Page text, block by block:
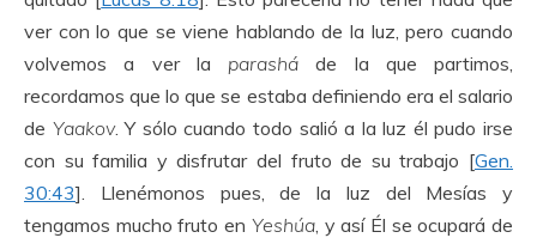
ver con lo que se viene hablando de la luz, pero cuando
volvemos a ver la parashá de la que partimos,
recordamos que lo que se estaba definiendo era el salario
de Yaakov. Y sólo cuando todo salió a la luz él pudo irse
con su familia y disfrutar del fruto de su trabajo [Gen.
30:43]. Llenémonos pues, de la luz del Mesías y
tengamos mucho fruto en Yeshúa, y así Él se ocupará de